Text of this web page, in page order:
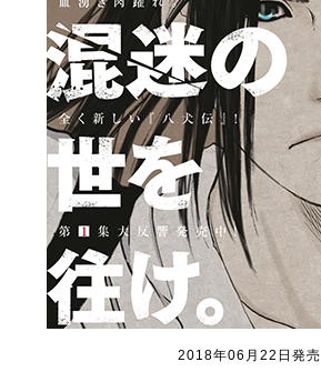
2018年06月22日発売